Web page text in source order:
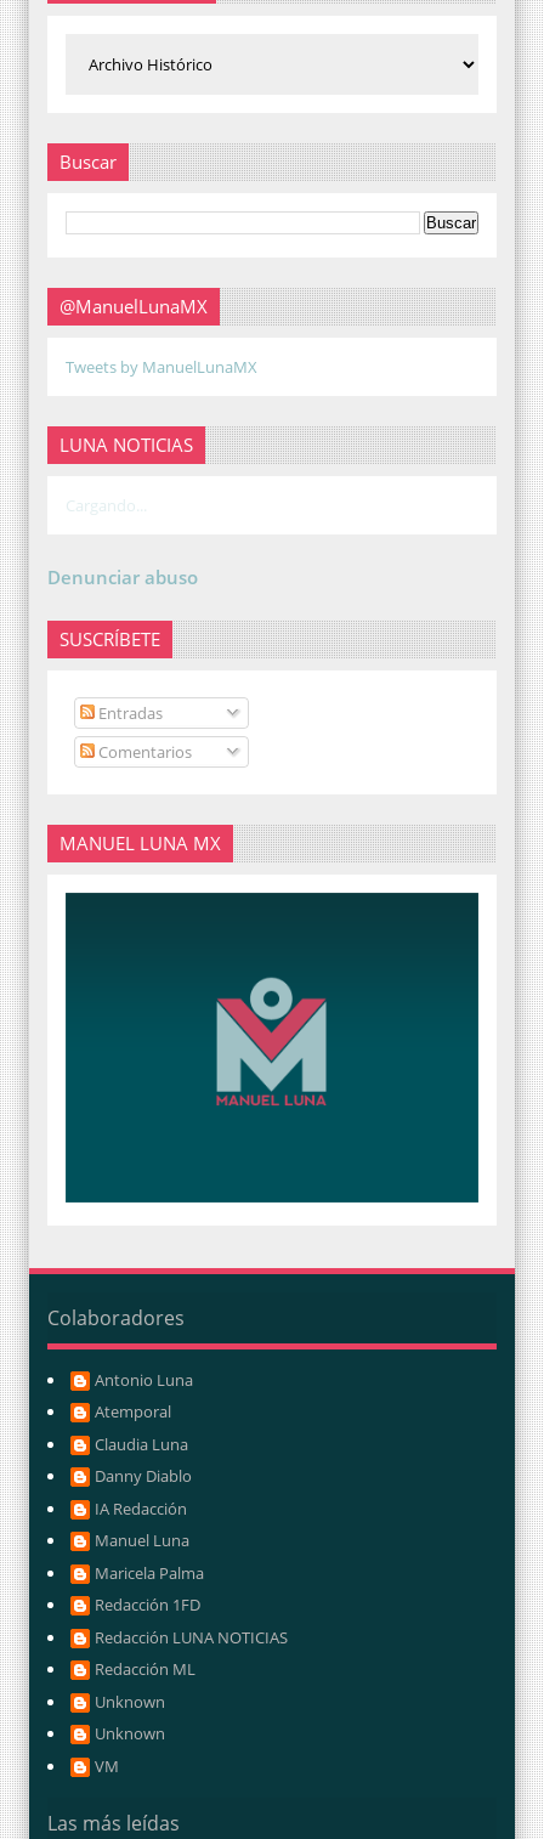
Buscar
@ManuelLunaMX
Tweets by ManuelLunaMX
LUNA NOTICIAS
Cargando...
Denunciar abuso
SUSCRÍBETE
Entradas
Comentarios
MANUEL LUNA MX
Colaboradores
Antonio Luna
Atemporal
Claudia Luna
Danny Diablo
IA Redacción
Manuel Luna
Maricela Palma
Redacción 1FD
Redacción LUNA NOTICIAS
Redacción ML
Unknown
Unknown
VM
Las más leídas